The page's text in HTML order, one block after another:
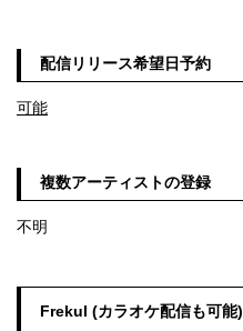
配信リリース希望日予約
可能
複数アーティストの登録
不明
Frekul (カラオケ配信も可能)